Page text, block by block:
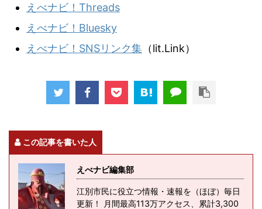
えべナビ！Threads
えべナビ！Bluesky
えべナビ！SNSリンク集 （lit.Link）
この記事を書いた人
えべナビ編集部
江別市民に役立つ情報・速報を（ほぼ）毎日
更新！ 月間最高113万アクセス、累計3,300